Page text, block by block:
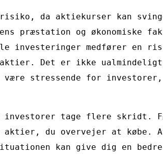
da aktiekurser kan
præstation og økonomiske
investeringer medfører en
Det er ikke
stressende for
tage flere skridt.
du overvejer at købe.
kan give dig en